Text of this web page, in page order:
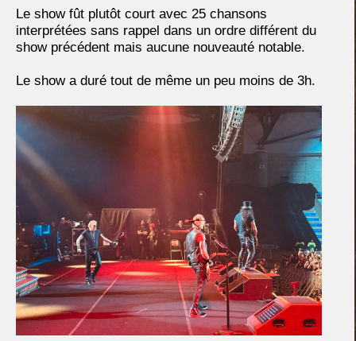
Le show fût plutôt court avec 25 chansons
interprétées sans rappel dans un ordre différent du
show précédent mais aucune nouveauté notable.
Le show a duré tout de même un peu moins de 3h.